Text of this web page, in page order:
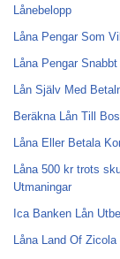
Lånebelopp
Låna Pengar Som
Låna Pengar
Lån Själv Med
Beräkna Lån Till
Låna Eller Betala
Låna 500 kr trots
Utmaningar
Ica Banken Lån
Låna Land Of